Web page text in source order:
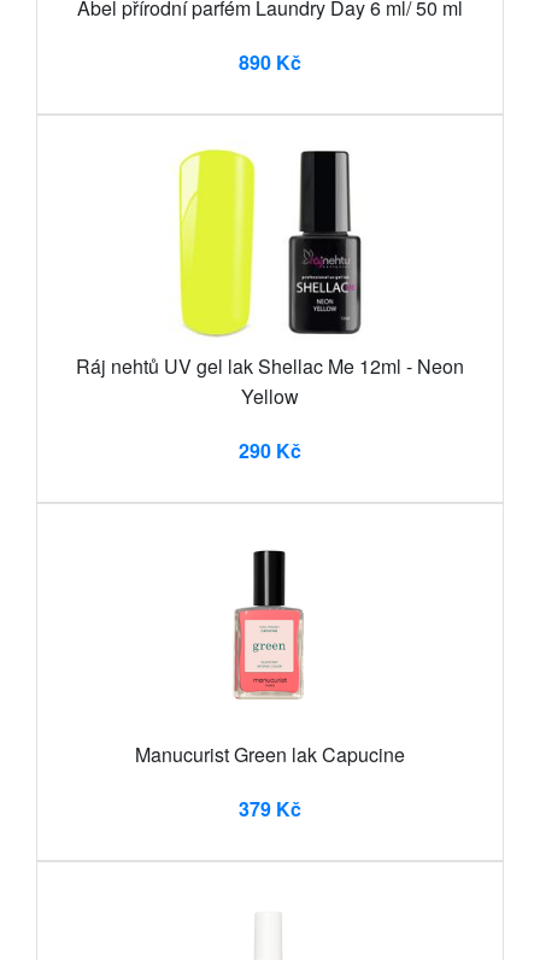
Abel přírodní parfém Laundry Day 6 ml/ 50 ml
890 Kč
Ráj nehtů UV gel lak Shellac Me 12ml - Neon
Yellow
290 Kč
Manucurist Green lak Capucine
379 Kč